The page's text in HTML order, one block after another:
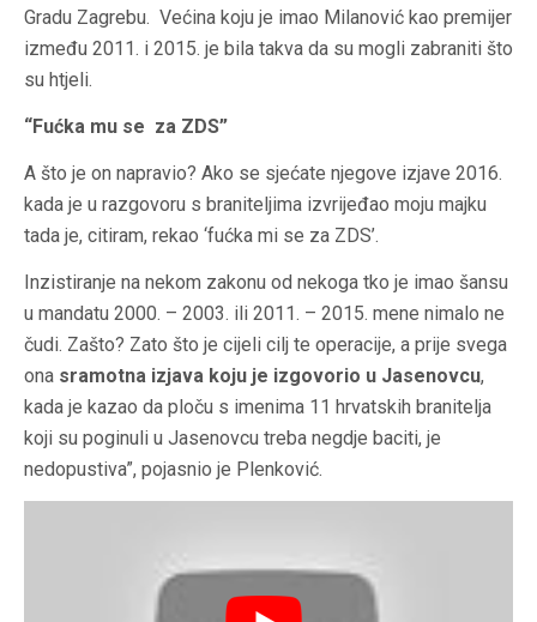
Gradu Zagrebu. Većina koju je imao Milanović kao premijer
između 2011. i 2015. je bila takva da su mogli zabraniti što
su htjeli.
“Fućka mu se za ZDS”
A što je on napravio? Ako se sjećate njegove izjave 2016.
kada je u razgovoru s braniteljima izvrijeđao moju majku
tada je, citiram, rekao ‘fućka mi se za ZDS’.
Inzistiranje na nekom zakonu od nekoga tko je imao šansu
u mandatu 2000. – 2003. ili 2011. – 2015. mene nimalo ne
čudi. Zašto? Zato što je cijeli cilj te operacije, a prije svega
ona sramotna izjava koju je izgovorio u Jasenovcu,
kada je kazao da ploču s imenima 11 hrvatskih branitelja
koji su poginuli u Jasenovcu treba negdje baciti, je
nedopustiva”, pojasnio je Plenković.